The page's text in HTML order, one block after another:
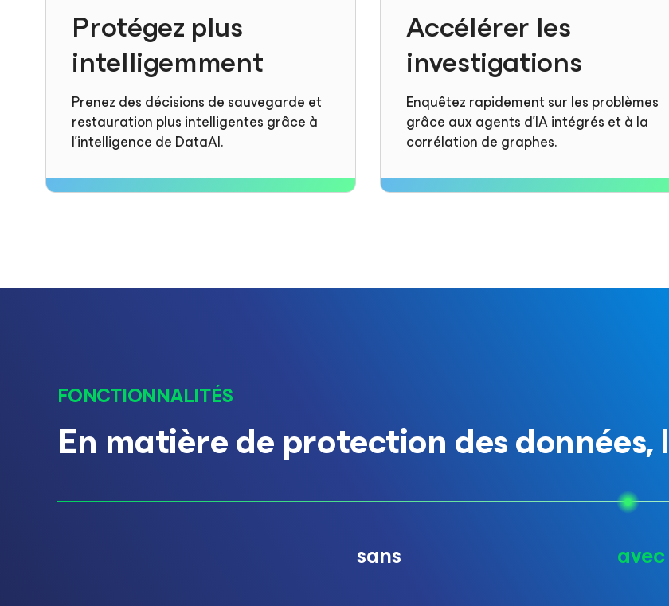
Protégez plus
intelligemment
Prenez des décisions de sauvegarde et
restauration plus intelligentes grâce à
l’intelligence de DataAI.
Accélérer les
investigations
Enquêtez rapidement sur les problèmes
grâce aux agents d’IA intégrés et à la
corrélation de graphes.
FONCTIONNALITÉS
En matière de protection des
sans avec